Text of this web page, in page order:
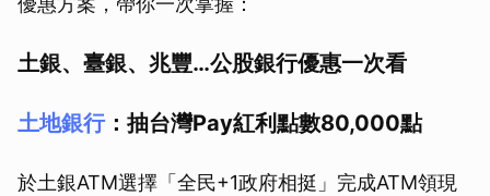
土銀、臺銀、兆豐…公股銀行優惠一次看
土地銀行：抽台灣Pay紅利點數80,000點
於土銀ATM選擇「全民+1政府相挺」完成ATM領現